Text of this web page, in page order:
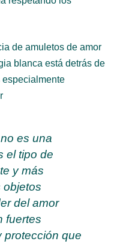
de amuletos de amor
blanca está detrás de
especialmente
es una
el tipo de
y más
objetos
del amor
fuertes
protección que